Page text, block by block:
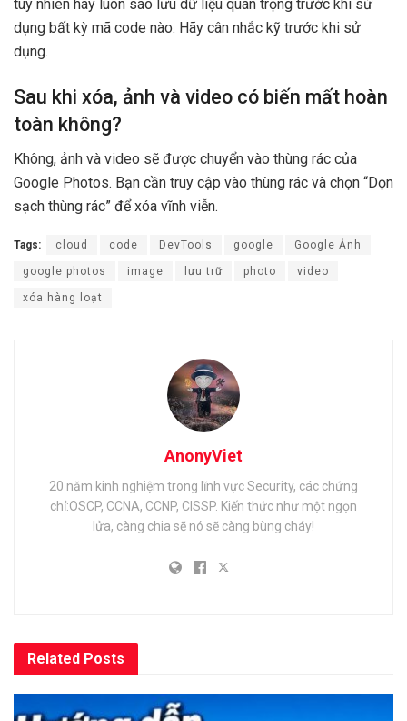
tuy nhiên hãy luôn sao lưu dữ liệu quan trọng trước khi sử
dụng bất kỳ mã code nào. Hãy cân nhắc kỹ trước khi sử
dụng.
Sau khi xóa, ảnh và video có biến mất hoàn
toàn không?
Không, ảnh và video sẽ được chuyển vào thùng rác của
Google Photos. Bạn cần truy cập vào thùng rác và chọn “Dọn
sạch thùng rác” để xóa vĩnh viễn.
Tags: cloud code DevTools google Google Ảnh
google photos image lưu trữ photo video
xóa hàng loạt
AnonyViet
20 năm kinh nghiệm trong lĩnh vực Security, các chứng
chỉ:OSCP, CCNA, CCNP, CISSP. Kiến thức như một ngọn
lửa, càng chia sẽ nó sẽ càng bùng cháy!
Related Posts